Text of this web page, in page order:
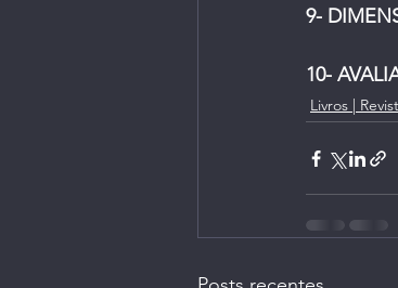
9-
10-
Livros |